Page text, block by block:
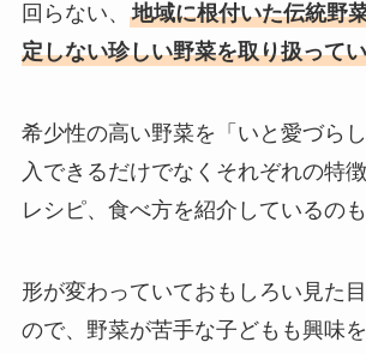
回らない、 地域に根付いた伝統野
定しない珍しい野菜を取り扱って
希少性の高い野菜を「いと愛づら
入できるだけでなくそれぞれの特
レシピ、食べ方を紹介しているのも
形が変わっていておもしろい見た
ので、野菜が苦手な子どもも興味